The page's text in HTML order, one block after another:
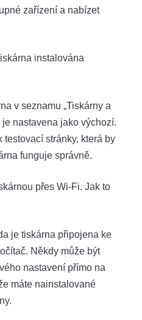
zařízení a nabízet
instalována
v seznamu „Tiskárny a
nastavena jako výchozí.
testovací stránky, která by
funguje správně.
přes Wi-Fi. Jak to
je tiskárna připojena ke
Někdy může být
nastavení přímo na
máte nainstalované